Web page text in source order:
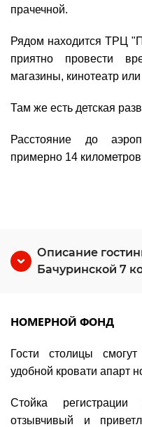
прачечной.
Рядом находится ТРЦ
приятно провести
магазины, кинотеатр
Там же есть детская
Расстояние до
примерно 14
Описание
Бачуринской 7
НОМЕРНОЙ ФОНД
Гости столицы
удобной кровати апарт
Стойка регистрации
отзывчивый и